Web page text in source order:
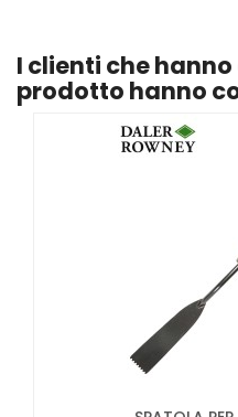
I clienti che
prodotto hanno